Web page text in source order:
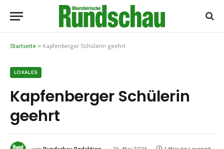
Startseite » Kapfenberger Schülerin geehrt
LOKALES
Kapfenberger Schülerin
geehrt